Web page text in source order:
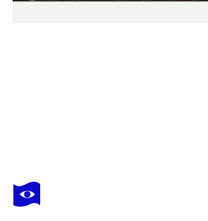
TAMARA BETTENCOURT
Untamed power of the Sea